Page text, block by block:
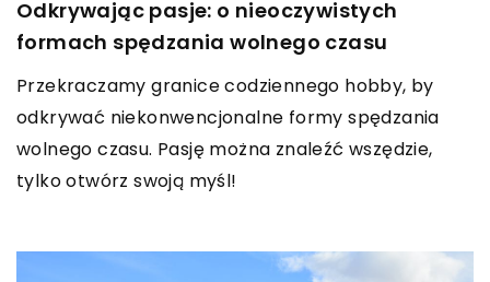
Odkrywając pasje: o nieoczywistych
formach spędzania wolnego czasu
Przekraczamy granice codziennego hobby, by
odkrywać niekonwencjonalne formy spędzania
wolnego czasu. Pasję można znaleźć wszędzie,
tylko otwórz swoją myśl!